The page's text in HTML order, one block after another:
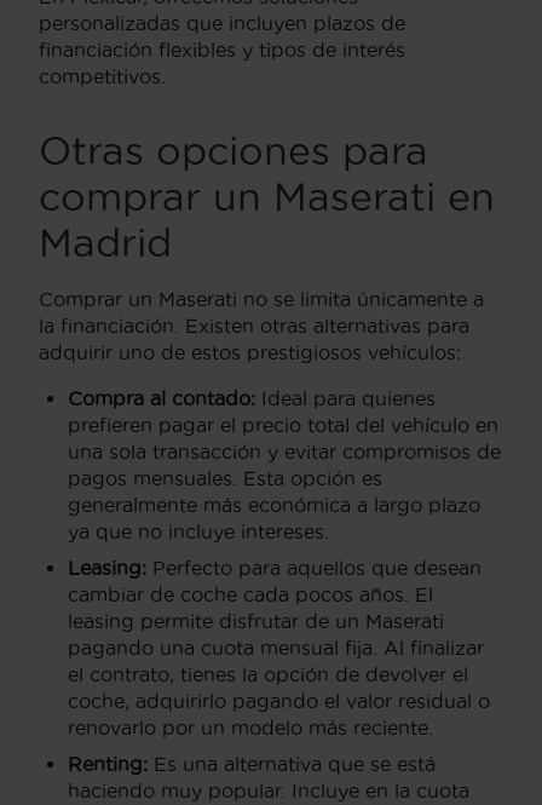
personalizadas que incluyen plazos de
financiación flexibles y tipos de interés
competitivos.
Otras opciones para
comprar un Maserati en
Madrid
Comprar un Maserati no se limita únicamente a
la financiación. Existen otras alternativas para
adquirir uno de estos prestigiosos vehículos:
Compra al contado: Ideal para quienes
prefieren pagar el precio total del vehículo en
una sola transacción y evitar compromisos de
pagos mensuales. Esta opción es
generalmente más económica a largo plazo
ya que no incluye intereses.
Leasing: Perfecto para aquellos que desean
cambiar de coche cada pocos años. El
leasing permite disfrutar de un Maserati
pagando una cuota mensual fija. Al finalizar
el contrato, tienes la opción de devolver el
coche, adquirirlo pagando el valor residual o
renovarlo por un modelo más reciente.
Renting: Es una alternativa que se está
haciendo muy popular. Incluye en la cuota